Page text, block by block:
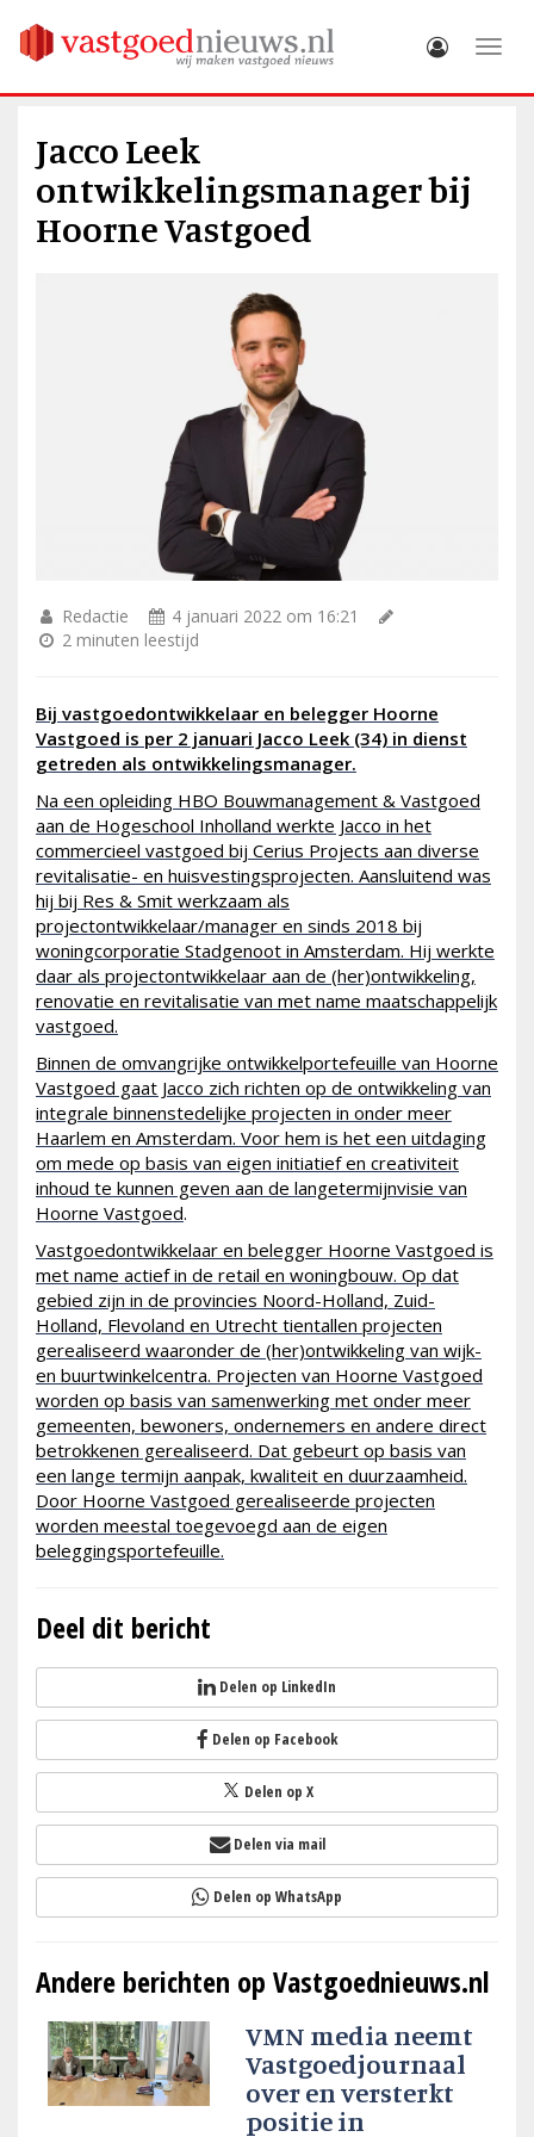
Jacco Leek
ontwikkelingsmanager bij
Hoorne Vastgoed
Redactie
4 januari 2022 om 16:21
2 minuten leestijd
Bij vastgoedontwikkelaar en belegger Hoorne
Vastgoed is per 2 januari Jacco Leek (34) in dienst
getreden als ontwikkelingsmanager.
Na een opleiding HBO Bouwmanagement & Vastgoed
aan de Hogeschool Inholland werkte Jacco in het
commercieel vastgoed bij Cerius Projects aan diverse
revitalisatie- en huisvestingsprojecten. Aansluitend was
hij bij Res & Smit werkzaam als
projectontwikkelaar/manager en sinds 2018 bij
woningcorporatie Stadgenoot in Amsterdam. Hij werkte
daar als projectontwikkelaar aan de (her)ontwikkeling,
renovatie en revitalisatie van met name maatschappelijk
vastgoed.
Binnen de omvangrijke ontwikkelportefeuille van Hoorne
Vastgoed gaat Jacco zich richten op de ontwikkeling van
integrale binnenstedelijke projecten in onder meer
Haarlem en Amsterdam. Voor hem is het een uitdaging
om mede op basis van eigen initiatief en creativiteit
inhoud te kunnen geven aan de langetermijnvisie van
Hoorne Vastgoed.
Vastgoedontwikkelaar en belegger Hoorne Vastgoed is
met name actief in de retail en woningbouw. Op dat
gebied zijn in de provincies Noord-Holland, Zuid-
Holland, Flevoland en Utrecht tientallen projecten
gerealiseerd waaronder de (her)ontwikkeling van wijk-
en buurtwinkelcentra. Projecten van Hoorne Vastgoed
worden op basis van samenwerking met onder meer
gemeenten, bewoners, ondernemers en andere direct
betrokkenen gerealiseerd. Dat gebeurt op basis van
een lange termijn aanpak, kwaliteit en duurzaamheid.
Door Hoorne Vastgoed gerealiseerde projecten
worden meestal toegevoegd aan de eigen
beleggingsportefeuille.
Deel dit bericht
Delen op LinkedIn
Delen op Facebook
Delen op X
Delen via mail
Delen op WhatsApp
Andere berichten op Vastgoednieuws.nl
VMN media neemt
Vastgoedjournaal
over en versterkt
positie in